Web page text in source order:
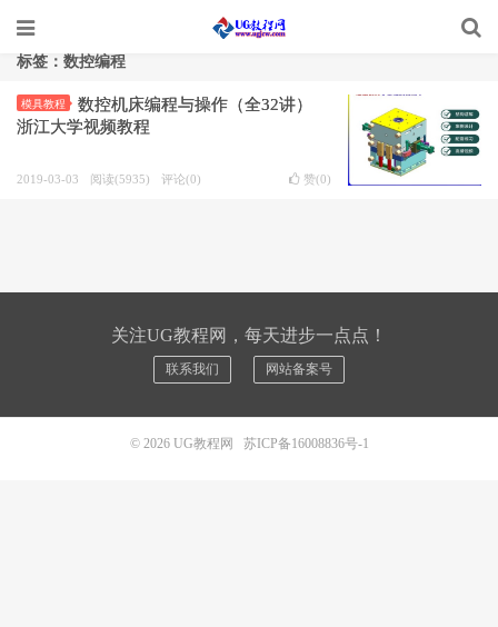
标签：数控编程
模具教程
数控机床编程与操作（全32讲）
浙江大学视频教程
2019-03-03 阅读(5935) 评论(0) 赞(0)
关注UG教程网，每天进步一点点！
联系我们 网站备案号
© 2026 UG教程网 苏ICP备16008836号-1